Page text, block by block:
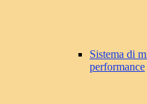
Sistema di
performance